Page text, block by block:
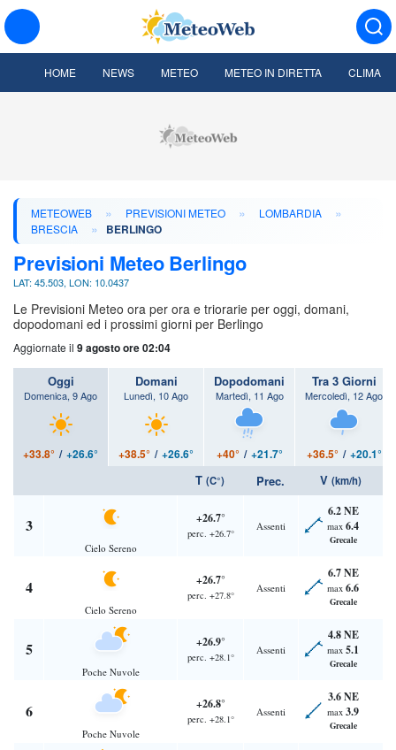
HOME NEWS METEO METEO IN DIRETTA CLIMA
METEOWEB » PREVISIONI METEO » LOMBARDIA »
BRESCIA » BERLINGO
Previsioni Meteo Berlingo
LAT: 45.503, LON: 10.0437
Le Previsioni Meteo ora per ora e triorarie per oggi, domani,
dopodomani ed i prossimi giorni per Berlingo
Aggiornate il 9 agosto ore 02:04
Oggi
Domenica, 9 Ago
+33.8° / +26.6°
Domani
Lunedì, 10 Ago
+38.5° / +26.6°
Dopodomani
Martedì, 11 Ago
+40° / +21.7°
Tra 3 Giorni
Mercoledì, 12 Ago
+36.5° / +20.1°
T (C°) Prec. V (km/h)
3
Cielo Sereno
+26.7°
perc. +26.7°
Assenti
6.2 NE
max 6.4
Grecale
4
Cielo Sereno
+26.7°
perc. +27.8°
Assenti
6.7 NE
max 6.6
Grecale
5
Poche Nuvole
+26.9°
perc. +28.1°
Assenti
4.8 NE
max 5.1
Grecale
6
Poche Nuvole
+26.8°
perc. +28.1°
Assenti
3.6 NE
max 3.9
Grecale